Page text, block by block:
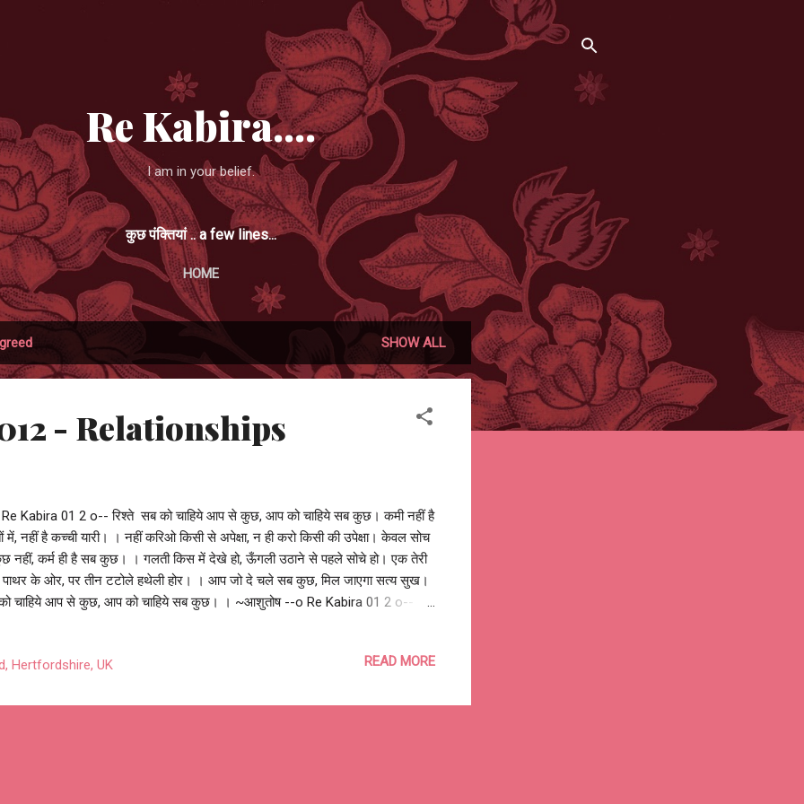
Re Kabira....
I am in your belief.
कुछ पंक्तियां .. a few lines...
HOME
greed SHOW ALL
- Relationships
Kabira 01 2 o-- रिश्ते सब को चाहिये आप से कुछ, आप को चाहिये सब कुछ। कमी नहीं है
में, नहीं है कच्ची यारी। । नहीं करिओ किसी से अपेक्षा, न ही करो किसी की उपेक्षा। केवल सोच
नहीं, कर्म ही है सब कुछ। । गलती किस में देखे हो, ऊँगली उठाने से पहले सोचे हो। एक तेरी
पाथर के ओर, पर तीन टटोले हथेली होर। । आप जो दे चले सब कुछ, मिल जाएगा सत्य सुख।
चाहिये आप से कुछ, आप को चाहिये सब कुछ। । ~आशुतोष --o Re Kabira 01 2 o--
Hertfordshire, UK READ MORE